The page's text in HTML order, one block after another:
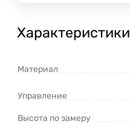
Характеристики
Материал
Управление
Высота по замеру